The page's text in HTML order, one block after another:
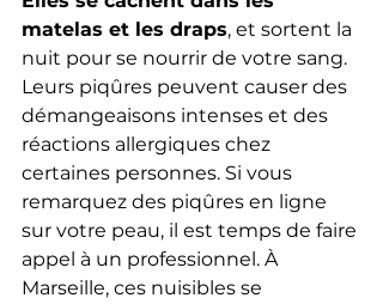
matelas et les draps, et sortent la
nuit pour se nourrir de votre sang.
Leurs piqûres peuvent causer des
démangeaisons intenses et des
réactions allergiques chez
certaines personnes. Si vous
remarquez des piqûres en ligne
sur votre peau, il est temps de faire
appel à un professionnel. À
Marseille, ces nuisibles se